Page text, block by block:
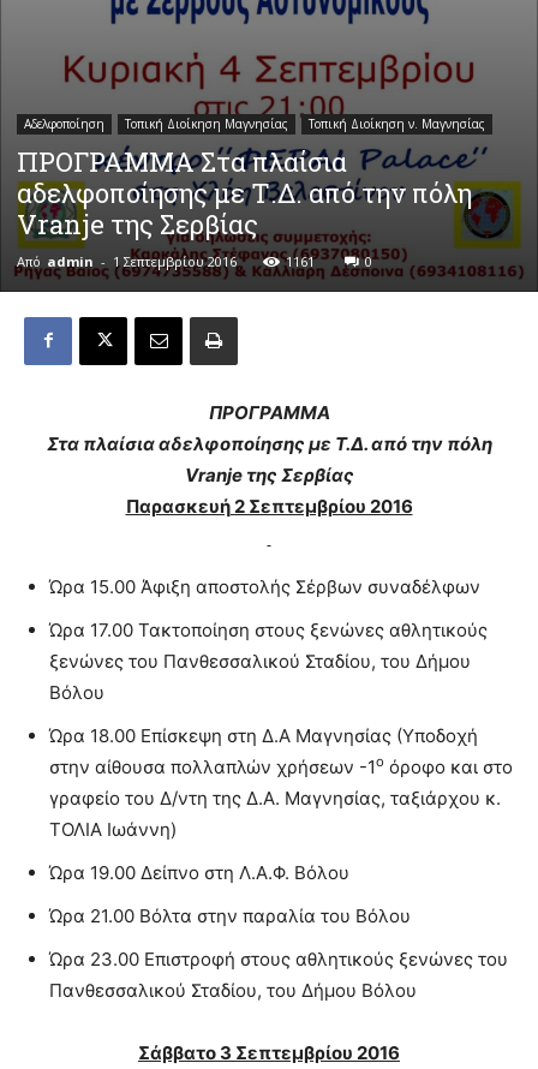
Αδελφοποίηση Τοπική Διοίκηση Μαγνησίας Τοπική Διοίκηση ν. Μαγνησίας
ΠΡΟΓΡΑΜΜΑ Στα πλαίσια
αδελφοποίησης με Τ.Δ. από την πόλη
Vranje της Σερβίας
Από admin - 1 Σεπτεμβρίου 2016 1161 0
ΠΡΟΓΡΑΜΜΑ
Στα πλαίσια αδελφοποίησης με Τ.Δ. από την πόλη
Vranjeτης Σερβίας
Παρασκευή 2 Σεπτεμβρίου 2016
Ώρα 15.00 Άφιξη αποστολής Σέρβων συναδέλφων
Ώρα 17.00 Τακτοποίηση στους ξενώνες αθλητικούς
ξενώνες του Πανθεσσαλικού Σταδίου, του Δήμου
Βόλου
Ώρα 18.00 Επίσκεψη στη Δ.Α Μαγνησίας (Υποδοχή
στην αίθουσα πολλαπλών χρήσεων -1ο όροφο και στο
γραφείο του Δ/ντη της Δ.Α. Μαγνησίας, ταξιάρχου κ.
ΤΟΛΙΑ Ιωάννη)
Ώρα 19.00 Δείπνο στη Λ.Α.Φ. Βόλου
Ώρα 21.00 Βόλτα στην παραλία του Βόλου
Ώρα 23.00 Επιστροφή στους αθλητικούς ξενώνες του
Πανθεσσαλικού Σταδίου, του Δήμου Βόλου
Σάββατο 3 Σεπτεμβρίου 2016